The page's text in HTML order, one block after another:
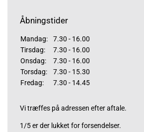
Åbningstider
Mandag:
7.30 - 16.00
Tirsdag:
7.30 - 16.00
Onsdag:
7.30 - 16.00
Torsdag:
7.30 - 15.30
Fredag:
7.30 - 14.45
Vi træffes på adressen efter aftale.
1/5 er der lukket for forsendelser.